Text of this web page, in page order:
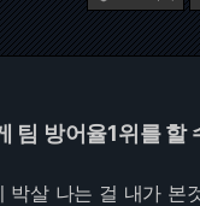
팀 방어율1위를 할
박살 나는 걸 내가 본